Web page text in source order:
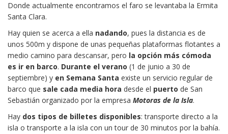
Donde actualmente encontramos el faro se levantaba la Ermita
Santa Clara.
Hay quien se acerca a ella nadando, pues la distancia es de
unos 500m y dispone de unas pequeñas plataformas flotantes a
medio camino para descansar, pero la opción más cómoda
es ir en barco. Durante el verano (1 de junio a 30 de
septiembre) y en Semana Santa existe un servicio regular de
barco que sale cada media hora desde el puerto de San
Sebastián organizado por la empresa Motoras de la Isla.
Hay dos tipos de billetes disponibles: transporte directo a la
isla o transporte a la isla con un tour de 30 minutos por la bahía.